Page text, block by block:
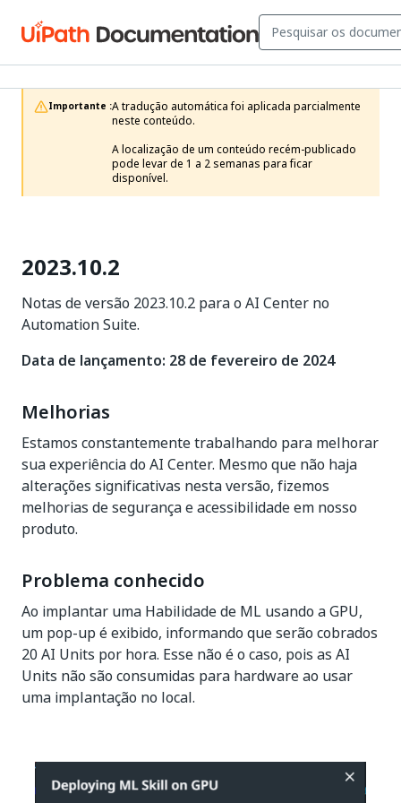
Importante :A tradução automática foi aplicada parcialmente
neste conteúdo.
A localização de um conteúdo recém-publicado
pode levar de 1 a 2 semanas para ficar
disponível.
2023.10.2
Notas de versão 2023.10.2 para o AI Center no
Automation Suite.
Data de lançamento: 28 de fevereiro de 2024
Melhorias
Estamos constantemente trabalhando para melhorar
sua experiência do AI Center. Mesmo que não haja
alterações significativas nesta versão, fizemos
melhorias de segurança e acessibilidade em nosso
produto.
Problema conhecido
Ao implantar uma Habilidade de ML usando a GPU,
um pop-up é exibido, informando que serão cobrados
20 AI Units por hora. Esse não é o caso, pois as AI
Units não são consumidas para hardware ao usar
uma implantação no local.